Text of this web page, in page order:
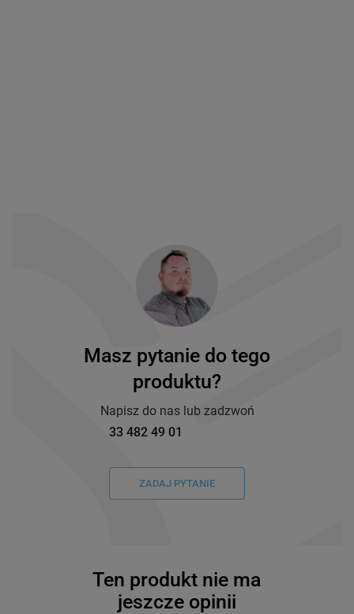
Masz pytanie do tego
produktu?
Napisz do nas lub zadzwoń
33 482 49 01
ZADAJ PYTANIE
Ten produkt nie ma
jeszcze opinii